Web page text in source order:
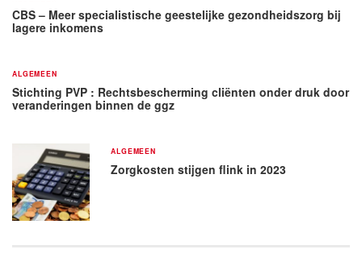
CBS – Meer specialistische geestelijke gezondheidszorg bij
lagere inkomens
ALGEMEEN
Stichting PVP : Rechtsbescherming cliënten onder druk door
veranderingen binnen de ggz
ALGEMEEN
Zorgkosten stijgen flink in 2023